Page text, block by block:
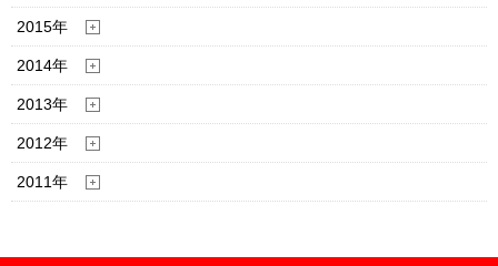
2015年
2014年
2013年
2012年
2011年